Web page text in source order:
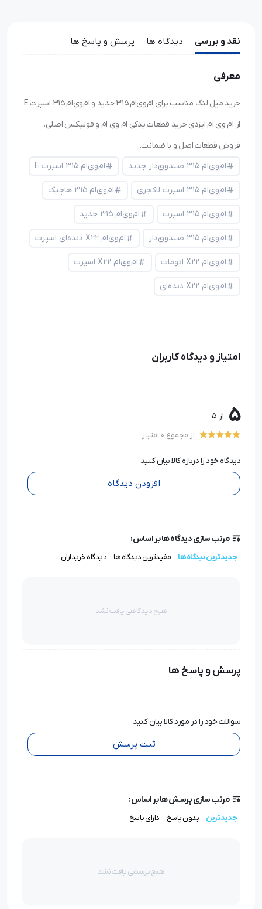
نقد و بررسی دیدگاه ها پرسش و پاسخ ها
معرفی
خرید میل لنگ مناسب برای ام‌وی‌ام ۳۱۵ جدید و ام‌وی‌ام ۳۱۵ اسپرت E
از ام وی ام ایزدی خرید قطعات یدکی ام وی ام و فونیکس اصلی.
فروش قطعات اصل و با ضمانت.
ام‌وی‌ام ۳۱۵ صندوق‌دار جدید
ام‌وی‌ام ۳۱۵ اسپرت E
ام‌وی‌ام ۳۱۵ اسپرت لاکچری ام‌وی‌ام ۳۱۵ هاچبک
ام‌وی‌ام ۳۱۵ اسپرت ام‌وی‌ام ۳۱۵ جدید
ام‌وی‌ام ۳۱۵ صندوق‌دار ام‌وی‌ام X22 دنده‌ای اسپرت
ام‌وی‌ام X22 اتومات ام‌وی‌ام X22 اسپرت
ام‌وی‌ام X22 دنده‌ای
امتیاز و دیدگاه کاربران
5 از 5
از مجموع 0 امتیاز
دیدگاه خود را درباره کالا بیان کنید
افزودن دیدگاه
مرتب سازی دیدگاه ها بر اساس:
جدیدترین دیدگاه ها مفیدترین دیدگاه ها دیدگاه خریداران
هیچ دیدگاهی یافت نشد
پرسش و پاسخ ها
سوالات خود را در مورد کالا بیان کنید
ثبت پرسش
مرتب سازی پرسش ها بر اساس:
جدیدترین بدون پاسخ دارای پاسخ
هیچ پرسشی یافت نشد